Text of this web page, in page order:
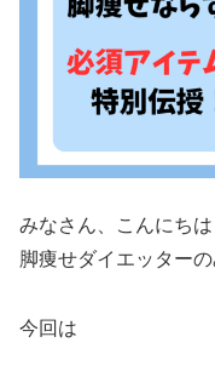
みなさん、こんにちは
脚痩せダイエッターの
今回は